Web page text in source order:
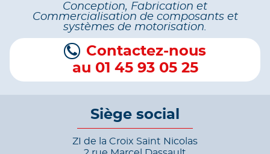
Conception, Fabrication et
Commercialisation de composants et
systèmes de motorisation.
Contactez-nous
au 01 45 93 05 25
Siège social
ZI de la Croix Saint Nicolas